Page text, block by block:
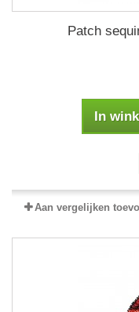
Patch
In
Aan vergelijken